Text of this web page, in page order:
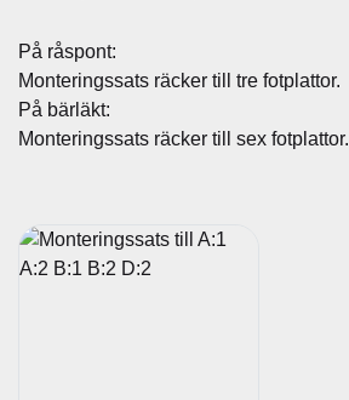
o
n
På råspont:
Monteringssats räcker till tre fotplattor.
På bärläkt:
Monteringssats räcker till sex fotplattor.